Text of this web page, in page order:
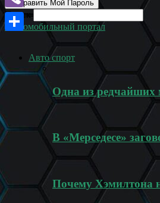
Поиск
Автомобильный портал
Авто спорт
Одна из
В «Мерседесе»
Почему Хэмилтона
Viber